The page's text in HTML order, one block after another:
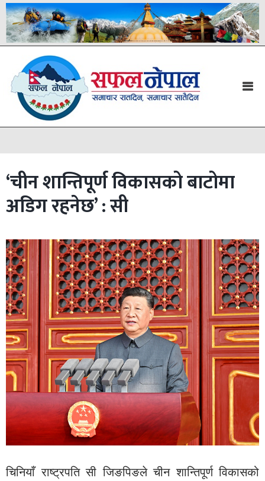
‘चीन शान्तिपूर्ण विकासको बाटोमा
अडिग रहनेछ’ : सी
चिनियाँ राष्ट्रपति सी जिङपिङले चीन शान्तिपूर्ण विकासको